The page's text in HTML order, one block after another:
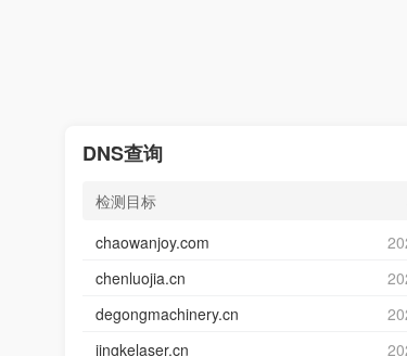
DNS查询
检测目标
chaowanjoy.com
chenluojia.cn
degongmachinery.cn
jingkelaser.cn